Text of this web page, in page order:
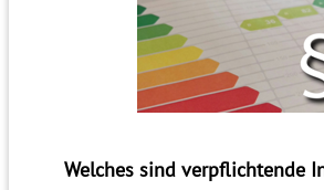
Welches sind verpflichtende